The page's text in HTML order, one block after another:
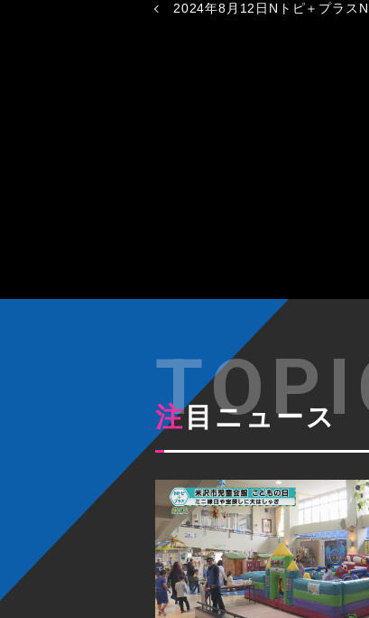
2024年8月12日Nトピ＋プラス
注目ニュース